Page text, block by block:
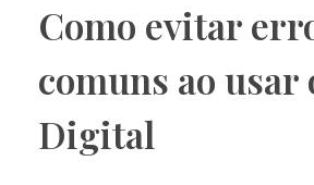
Como evitar
comuns ao usar
Digital